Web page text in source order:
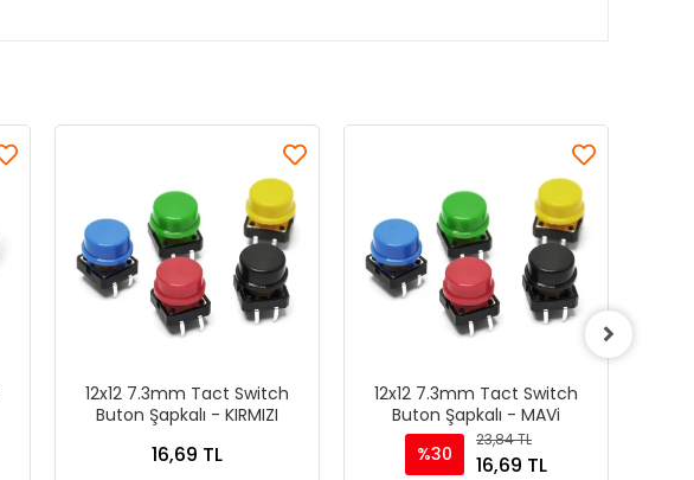
12x12 7.3mm Tact Switch
Buton Şapkalı - KIRMIZI
16,69 TL
12x12 7.3mm Tact Switch
Buton Şapkalı - MAVi
%30
23,84 TL
16,69 TL